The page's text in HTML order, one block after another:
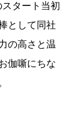
タート当初
として同社
の高さと温
伽噺にちな